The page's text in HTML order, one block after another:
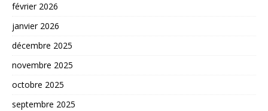
février 2026
janvier 2026
décembre 2025
novembre 2025
octobre 2025
septembre 2025